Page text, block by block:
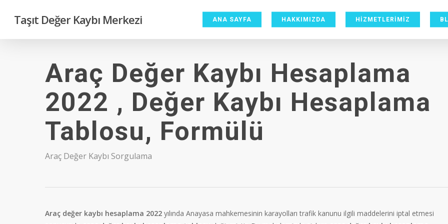
Taşıt Değer Kaybı Merkezi ANA SAYFA HAKKIMIZDA HİZMETLERİMİZ
Araç Değer Kaybı Hesaplama
2022 , Değer Kaybı Hesaplama
Tablosu, Formülü
Araç Değer Kaybı Sorgulama
Araç değer kaybı hesaplama 2022 yılında Anayasa mahkemesinin karayolları trafik kanunu ilgili maddelerini iptal etmesi